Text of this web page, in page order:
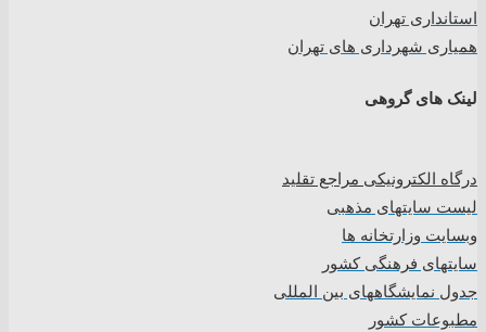
استانداری تهران
همیاری شهرداری های تهران
لینک های گروهی
درگاه الکترونیکی مراجع تقلید
لیست سایتهای مذهبی
وبسایت وزارتخانه ها
سایتهای فرهنگی کشور
جدول نمایشگاههای بین المللی
مطبوعات کشور